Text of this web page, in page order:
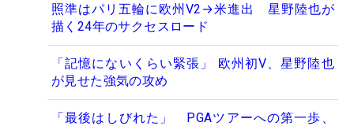
照準はパリ五輪に欧州V2→米進出 星野陸也が
描く24年のサクセスロード
「記憶にないくらい緊張」 欧州初V、星野陸也
が見せた強気の攻め
「最後はしびれた」 PGAツアーへの第一歩、